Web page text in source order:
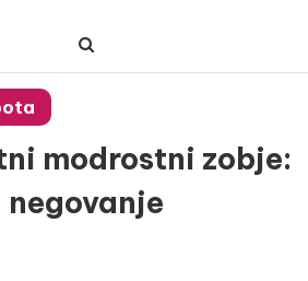
modrostni zobje:
negovanje